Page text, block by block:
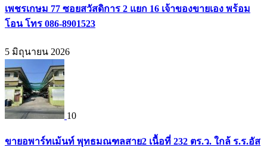
เพชรเกษม 77 ซอยสวัสดิการ 2 แยก 16 เจ้าของขายเอง พร้อม
โอน โทร 086-8901523
5 มิถุนายน 2026
10
ขายอพาร์ทเม้นท์ พุทธมณฑลสาย2 เนื้อที่ 232 ตร.ว. ใกล้ ร.ร.อัส